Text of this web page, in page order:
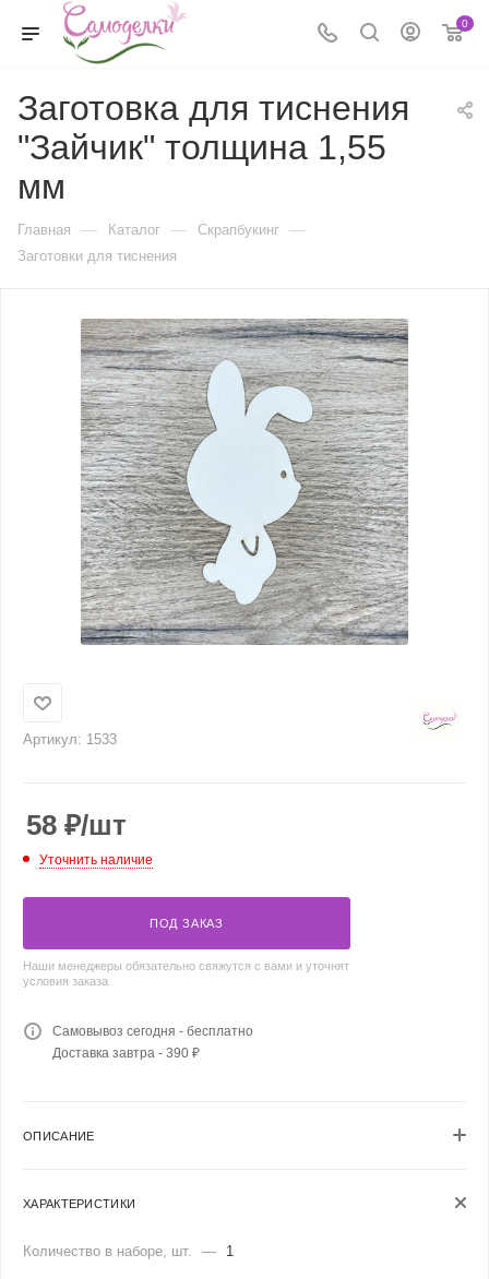
0
Заготовка для тиснения
"Зайчик" толщина 1,55
мм
Главная — Каталог — Скрапбукинг —
Заготовки для тиснения
Артикул: 1533
58 ₽/шт
Уточнить наличие
ПОД ЗАКАЗ
Наши менеджеры обязательно свяжутся с вами и уточнят
условия заказа
Самовывоз сегодня - бесплатно
Доставка завтра - 390 ₽
ОПИСАНИЕ
ХАРАКТЕРИСТИКИ
Количество в наборе, шт. — 1